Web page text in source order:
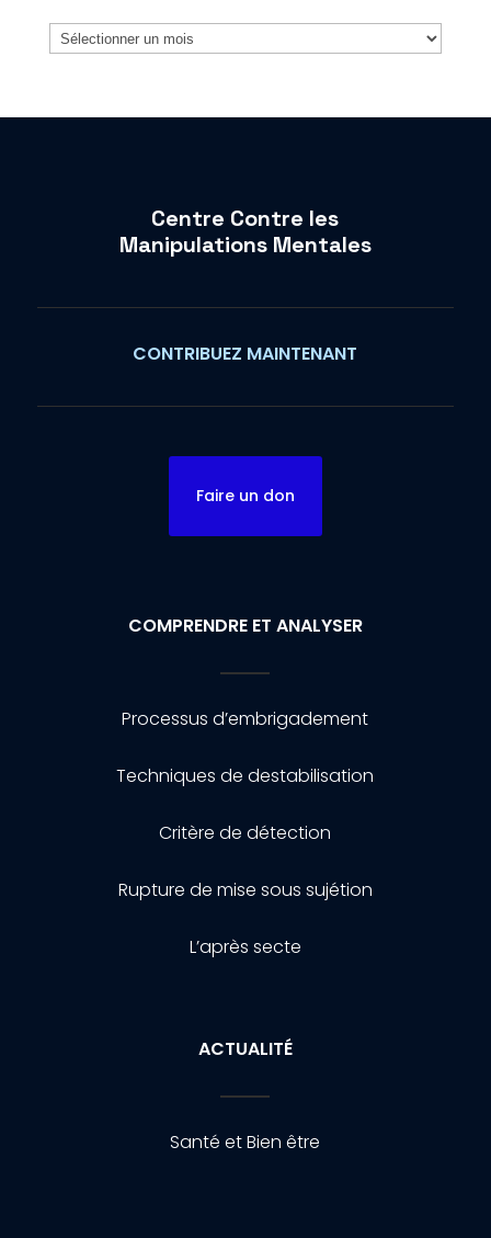
Archives
Centre Contre les
Manipulations Mentales
CONTRIBUEZ MAINTENANT
Faire un don
COMPRENDRE ET ANALYSER
Processus d’embrigadement
Techniques de destabilisation
Critère de détection
Rupture de mise sous sujétion
L’après secte
ACTUALITÉ
Santé et Bien être